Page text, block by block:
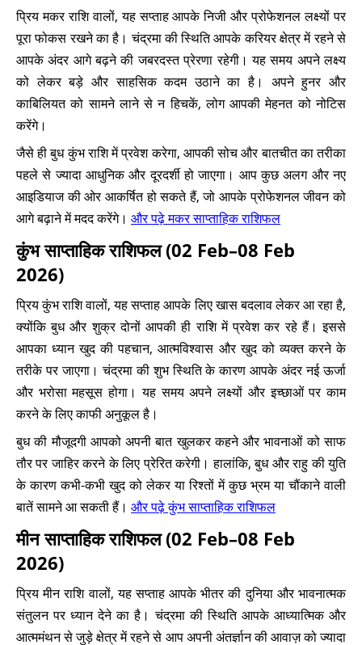
प्रिय मकर राशि वालों, यह सप्ताह आपके निजी और प्रोफेशनल लक्ष्यों पर
पूरा फोकस रखने का है। चंद्रमा की स्थिति आपके करियर क्षेत्र में रहने से
आपके अंदर आगे बढ़ने की जबरदस्त प्रेरणा रहेगी। यह समय अपने लक्ष्य
को लेकर बड़े और साहसिक कदम उठाने का है। अपने हुनर और
काबिलियत को सामने लाने से न हिचकें, लोग आपकी मेहनत को नोटिस
करेंगे।
जैसे ही बुध कुंभ राशि में प्रवेश करेगा, आपकी सोच और बातचीत का तरीका
पहले से ज्यादा आधुनिक और दूरदर्शी हो जाएगा। आप कुछ अलग और नए
आइडियाज की ओर आकर्षित हो सकते हैं, जो आपके प्रोफेशनल जीवन को
आगे बढ़ाने में मदद करेंगे। और पढ़े मकर साप्ताहिक राशिफल
कुंभ साप्ताहिक राशिफल (02 Feb–08 Feb
2026)
प्रिय कुंभ राशि वालों, यह सप्ताह आपके लिए खास बदलाव लेकर आ रहा है,
क्योंकि बुध और शुक्र दोनों आपकी ही राशि में प्रवेश कर रहे हैं। इससे
आपका ध्यान खुद की पहचान, आत्मविश्वास और खुद को व्यक्त करने के
तरीके पर जाएगा। चंद्रमा की शुभ स्थिति के कारण आपके अंदर नई ऊर्जा
और भरोसा महसूस होगा। यह समय अपने लक्ष्यों और इच्छाओं पर काम
करने के लिए काफी अनुकूल है।
बुध की मौजूदगी आपको अपनी बात खुलकर कहने और भावनाओं को साफ
तौर पर जाहिर करने के लिए प्रेरित करेगी। हालांकि, बुध और राहु की युति
के कारण कभी-कभी खुद को लेकर या रिश्तों में कुछ भ्रम या चौंकाने वाली
बातें सामने आ सकती हैं। और पढ़े कुंभ साप्ताहिक राशिफल
मीन साप्ताहिक राशिफल (02 Feb–08 Feb
2026)
प्रिय मीन राशि वालों, यह सप्ताह आपके भीतर की दुनिया और भावनात्मक
संतुलन पर ध्यान देने का है। चंद्रमा की स्थिति आपके आध्यात्मिक और
आत्ममंथन से जुड़े क्षेत्र में रहने से आप अपनी अंतर्ज्ञान की आवाज़ को ज्यादा